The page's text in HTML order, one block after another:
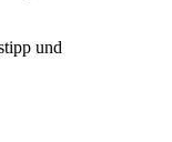
und